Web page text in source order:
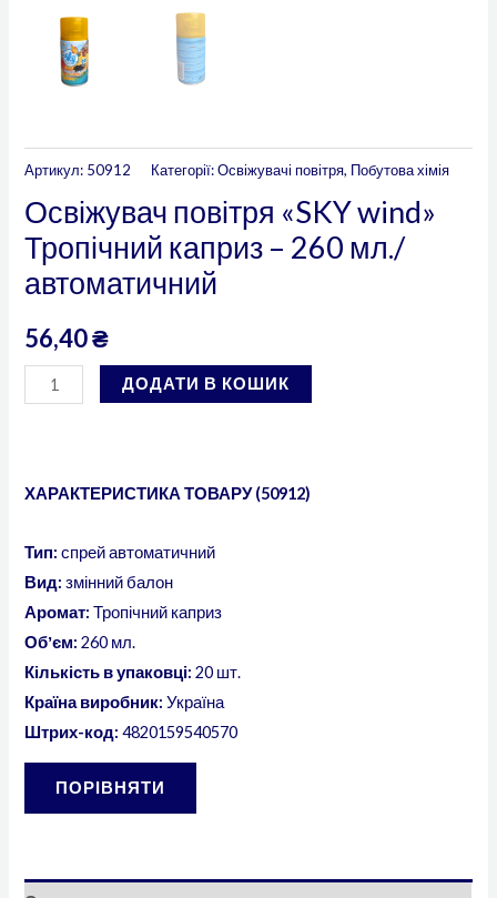
Артикул: 50912 Категорії:Освіжувачі повітря, Побутова хімія
Освіжувач повітря «SKY wind»
Тропічний каприз – 260 мл./
автоматичний
56,40₴
ДОДАТИ В КОШИК
ХАРАКТЕРИСТИКА ТОВАРУ (50912)
Тип: спрей автоматичний
Вид: змінний балон
Аромат: Тропічний каприз
Обʼєм: 260 мл.
Кількість в упаковці: 20 шт.
Країна виробник: Україна
Штрих-код: 4820159540570
ПОРІВНЯТИ